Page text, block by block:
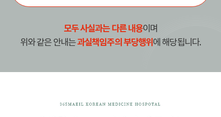
모두 사실과는 다른 내용이며
위와 같은 안내는과실책임주의 부당행위에 해당됩니다.